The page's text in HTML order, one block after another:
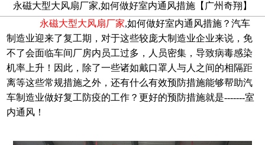
永磁大型大风扇厂家,如何做好室内通风措施【广州奇翔】
永磁大型大风扇厂家,如何做好室内通风措施？汽车
制造业迎来了复工期，对于这些较庞大制造业企业来说，免
不了会面临车间厂房内员工过多，人员密集，导致病毒感染
机率上升！因此，除了一些诸如戴口罩人与人之间的相隔距
离等这些常规措施之外，还有什么有效预防措施能够帮助汽
车制造业做好复工防疫的工作？更好的预防措施就是-------室
内通风！